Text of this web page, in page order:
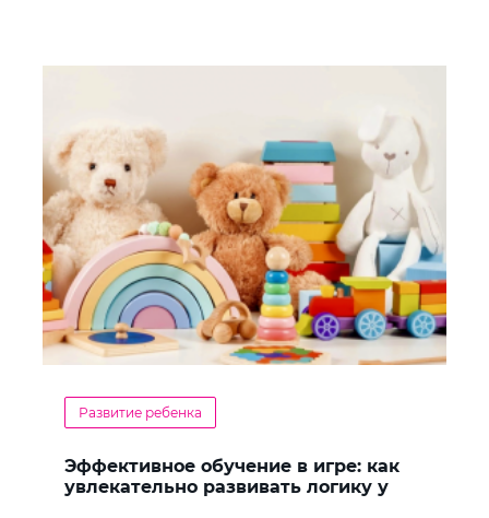
Развитие ребенка
Эффективное обучение в игре: как
увлекательно развивать логику у